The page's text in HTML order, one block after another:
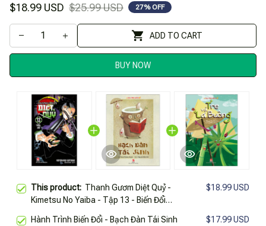
$18.99 USD $25.99 USD 27% OFF
ADD TO CART
BUY NOW
This product: Thanh Gươm Diệt Quỷ -
Kimetsu No Yaiba - Tập 13 - Biến Đổi
$18.99 USD
Hành Trình Biến Đổi - Bạch Đàn Tái Sinh
$17.99 USD